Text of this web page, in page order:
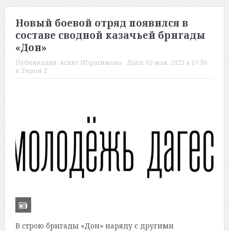
Новый боевой отряд появился в
составе сводной казачьей бригады
«Дон»
Публикация: Асият Ибрагимова Дата: 05 мая, 2023 в 17:30
в: Герои Z
В строю бригады «Дон» наряду с другими